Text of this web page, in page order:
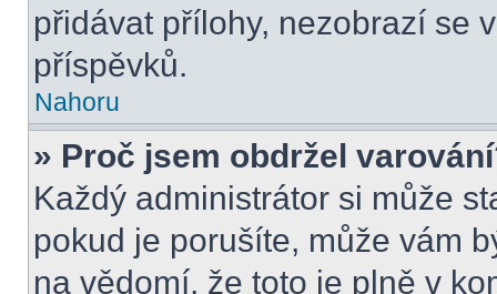
přidávat přílohy, nezobrazí se
příspěvků.
Nahoru
» Proč jsem obdržel
Každý administrátor si může
pokud je porušíte, může vám
na vědomí, že toto je plně v